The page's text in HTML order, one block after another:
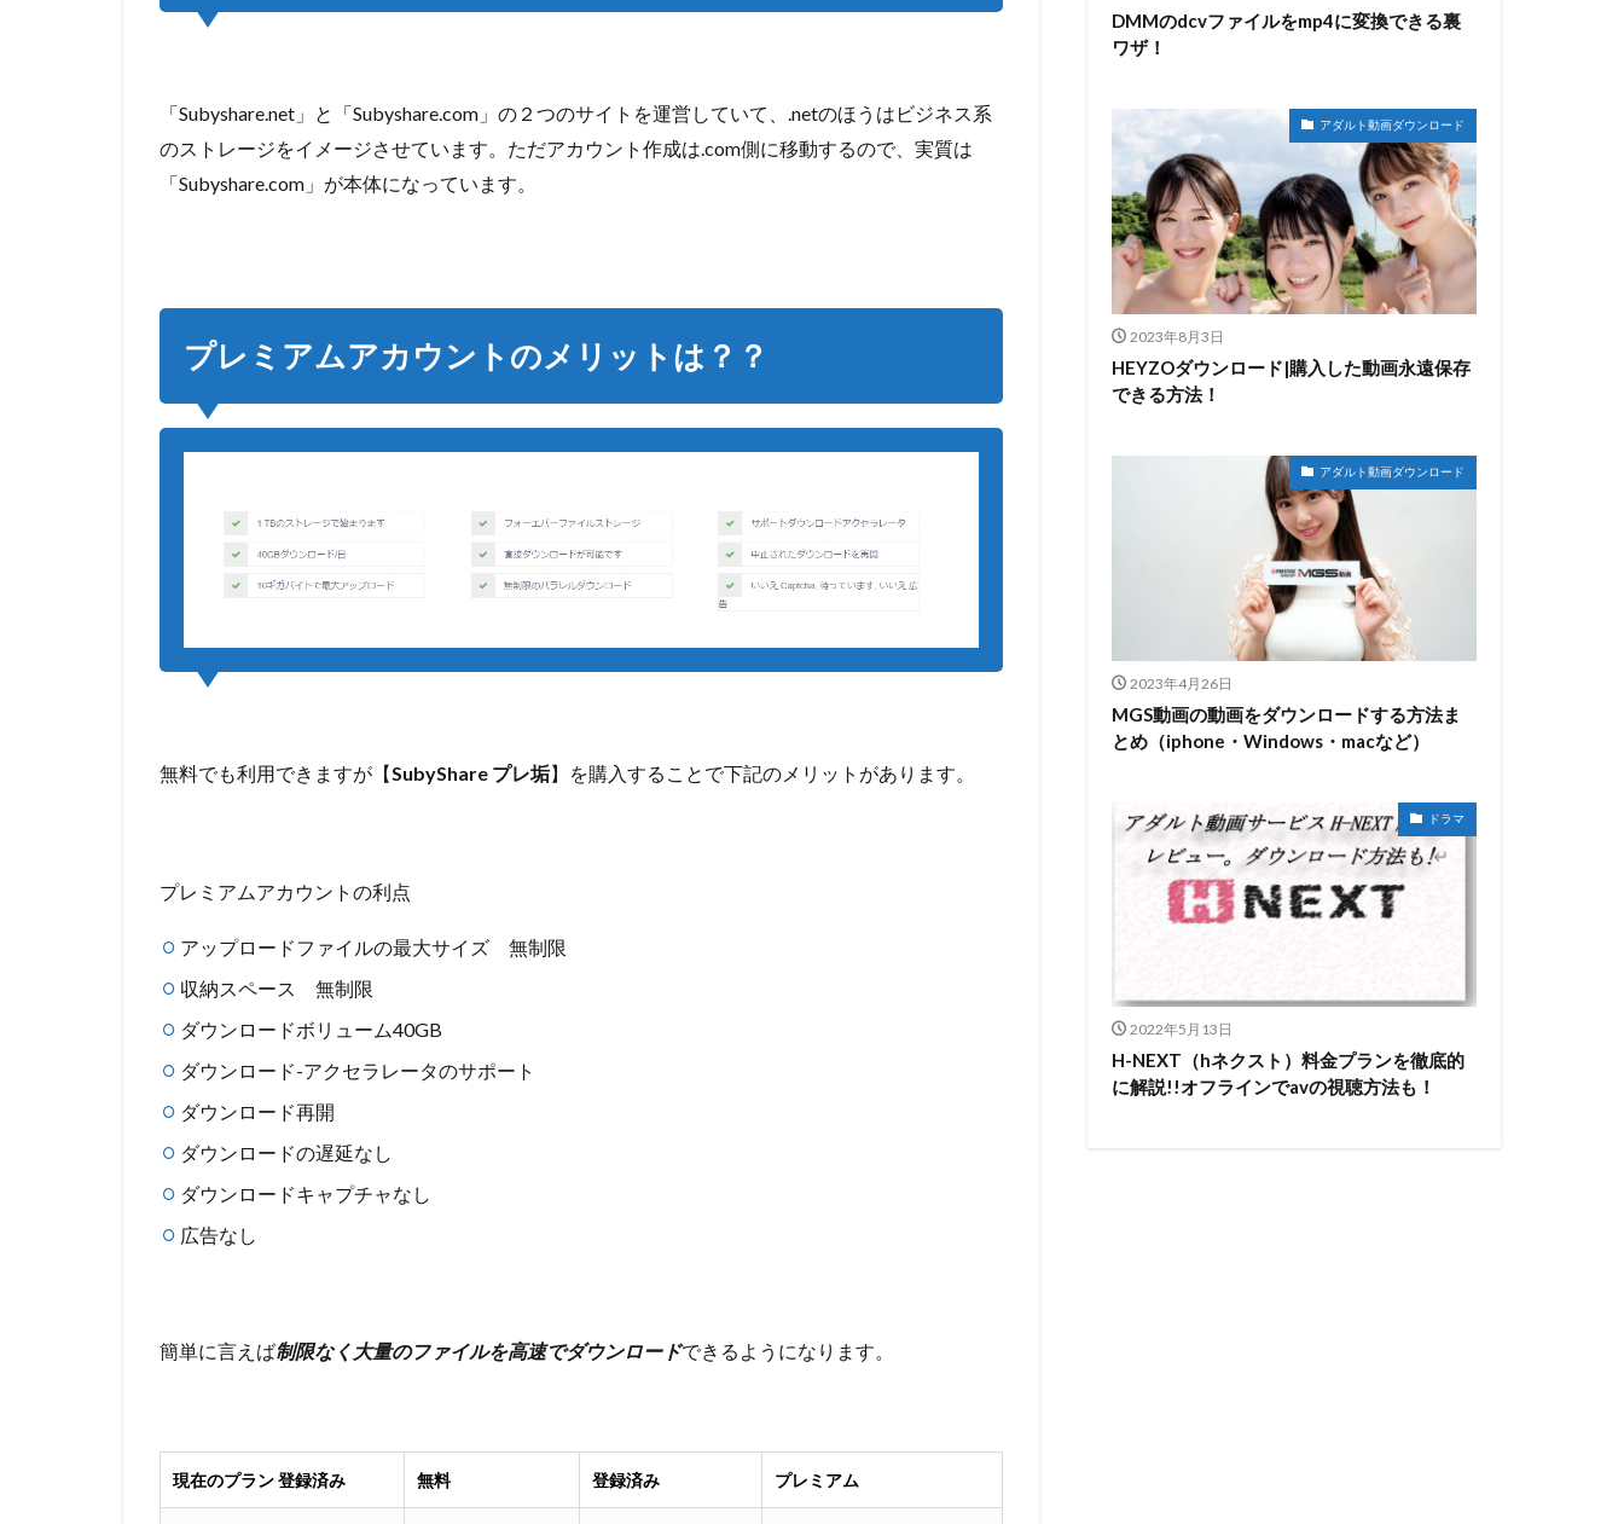
機能
SUBYSHARE
の登録方法
6
ま
め
「Subyshare.net」と「Subyshare.com」の２つのサイトを運営していて、.netのほうはビジネス系
のストレージをイメージさせています。ただアカウント作成は.com側に移動するので、実質は
「Subyshare.com」が本体になっています。
プレミアムアカウントのメリットは？？
無料でも利用できますが【SubyShare プレ垢】を購入することで下記のメリットがあります。
プレミアムアカウントの利点
アップロードファイルの最大サイズ 無制限
収納スペース 無制限
ダウンロードボリューム40GB
ダウンロード-アクセラレータのサポート
ダウンロード再開
ダウンロードの遅延なし
ダウンロードキャプチャなし
広告なし
簡単に言えば制限なく大量のファイルを高速でダウンロードできるようになります。
現在のプラン 登録済み 無料 登録済み プレミアム
DMMのdcvファイルをmp4に変換できる裏
ワザ！
アダルト動画ダウンロード
2023年8月3日
HEYZOダウンロード|購入した動画永遠保存
できる方法！
アダルト動画ダウンロード
2023年4月26日
MGS動画の動画をダウンロードする方法ま
とめ（iphone・Windows・macなど）
ドラマ
2022年5月13日
H-NEXT（hネクスト）料金プランを徹底的
に解説!!オフラインでavの視聴方法も！